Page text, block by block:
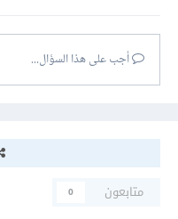
أجب على هذا السؤال...
متابعون
0